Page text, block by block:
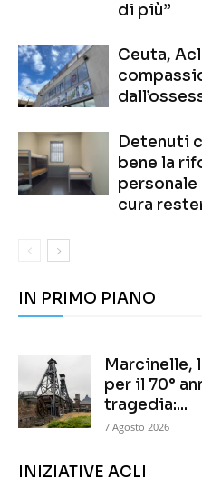
di più”
Ceuta,
Detenuti
bene la
cura
IN PRIMO PIANO
Marcinelle,
per il 70°
tragedia:...
7 Agosto 2026
INIZIATIVE ACLI